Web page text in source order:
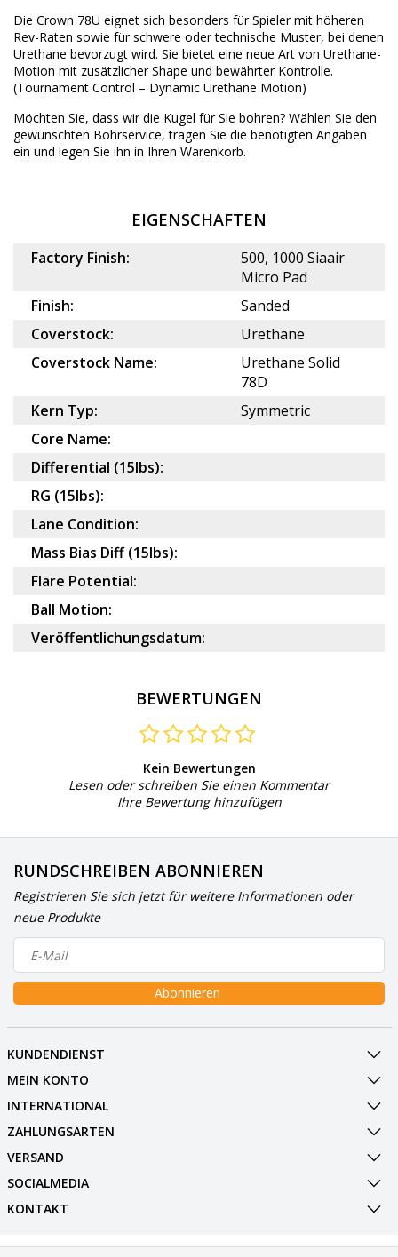
Die Crown 78U eignet sich besonders für Spieler mit höheren
Rev-Raten sowie für schwere oder technische Muster, bei denen
Urethane bevorzugt wird. Sie bietet eine neue Art von Urethane-
Motion mit zusätzlicher Shape und bewährter Kontrolle.
(Tournament Control – Dynamic Urethane Motion)
Möchten Sie, dass wir die Kugel für Sie bohren? Wählen Sie den
gewünschten Bohrservice, tragen Sie die benötigten Angaben
ein und legen Sie ihn in Ihren Warenkorb.
EIGENSCHAFTEN
Factory Finish:
500, 1000 Siaair
Micro Pad
Finish:
Sanded
Coverstock:
Urethane
Coverstock Name:
Urethane Solid
78D
Kern Typ:
Symmetric
Core Name:
Differential (15lbs):
RG (15lbs):
Lane Condition:
Mass Bias Diff (15lbs):
Flare Potential:
Ball Motion:
Veröffentlichungsdatum:
BEWERTUNGEN
Kein Bewertungen
Lesen oder schreiben Sie einen Kommentar
Ihre Bewertung hinzufügen
RUNDSCHREIBEN ABONNIEREN
Registrieren Sie sich jetzt für weitere Informationen oder
neue Produkte
Abonnieren
KUNDENDIENST
MEIN KONTO
INTERNATIONAL
ZAHLUNGSARTEN
VERSAND
SOCIALMEDIA
KONTAKT